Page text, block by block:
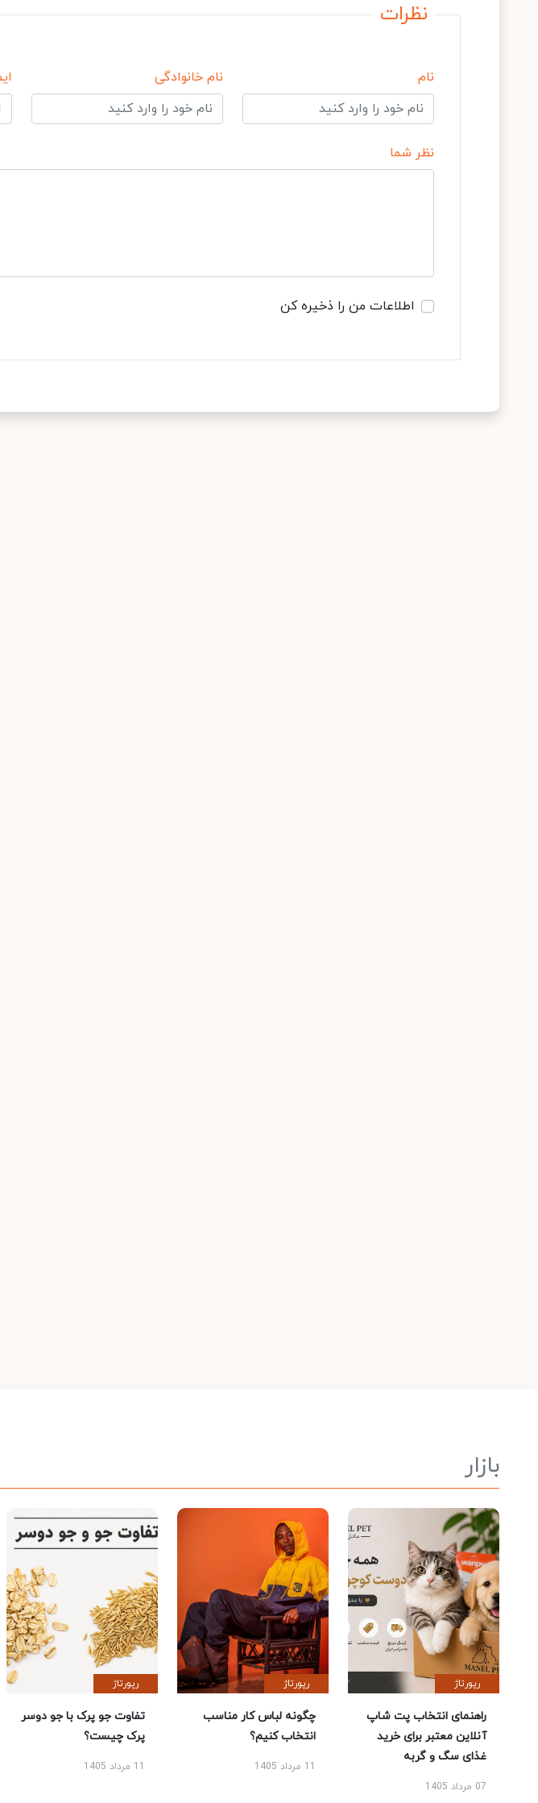
نظرات
نام نام خانوادگی
نظر شما
اطلاعات من را ذخیره کن
بازار
رپورتاژ
راهنمای انتخاب پت شاپ
آنلاین معتبر برای خرید
غذای سگ و گربه
07 مرداد 1405
رپورتاژ
چگونه لباس کار مناسب
انتخاب کنیم؟
11 مرداد 1405
رپورتاژ
تفاوت جو پرک با جو دوسر
پرک چیست؟
11 مرداد 1405